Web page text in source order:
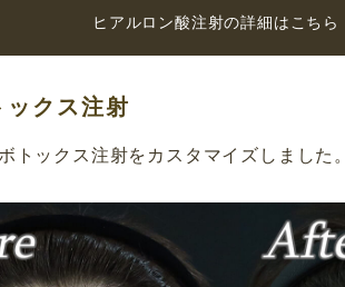
ヒアルロン酸注射の詳細はこちら
クス注射
トックス注射をカスタマイズしました。